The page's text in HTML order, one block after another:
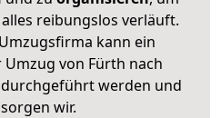
reibungslos verläuft.
kann ein
von Fürth nach
werden und
wir.